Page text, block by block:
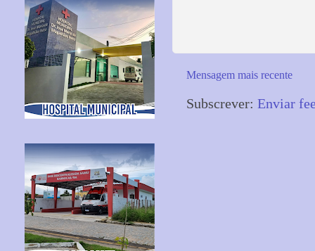
Mensagem mais recente
Subscrever: Enviar